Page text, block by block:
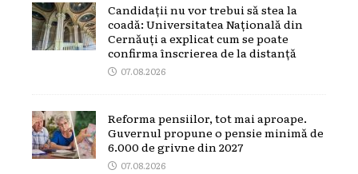
Candidații nu vor trebui să stea la
coadă: Universitatea Națională din
Cernăuți a explicat cum se poate
confirma înscrierea de la distanță
07.08.2026
Reforma pensiilor, tot mai aproape.
Guvernul propune o pensie minimă de
6.000 de grivne din 2027
07.08.2026